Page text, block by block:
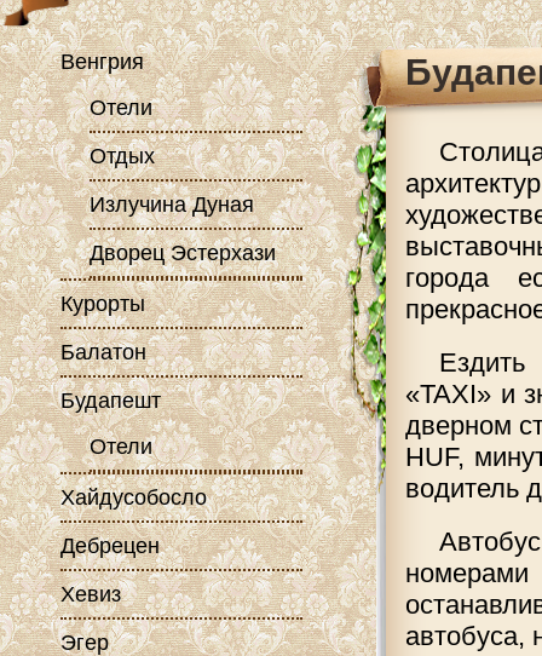
города
«TAXI» и
дверном
HUF,
водитель
автобуса,
Венгрия
Отели
Отдых
Излучина Дуная
Дворец Эстерхази
Курорты
Балатон
Будапешт
Отели
Хайдусобосло
Дебрецен
Хевиз
Эгер